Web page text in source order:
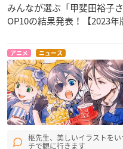
みんなが選ぶ「甲斐田裕子
OP10の結果発表！【2023年
アニメ ニュース
枢先生、美しいイラストを
チで観に行きます